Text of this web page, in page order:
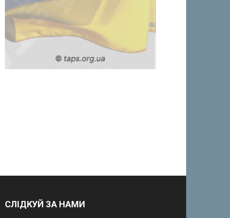
СЛІДКУЙ ЗА НАМИ